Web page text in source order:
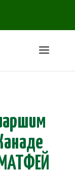
МАТФЕЙ